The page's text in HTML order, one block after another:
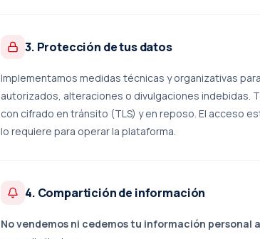
3. Protección de tus datos
Implementamos medidas técnicas y organizativas
autorizados, alteraciones o divulgaciones indebidas.
con cifrado en tránsito (TLS) y en reposo. El acceso
lo requiere para operar la plataforma.
4. Compartición de información
No vendemos ni cedemos tu información personal